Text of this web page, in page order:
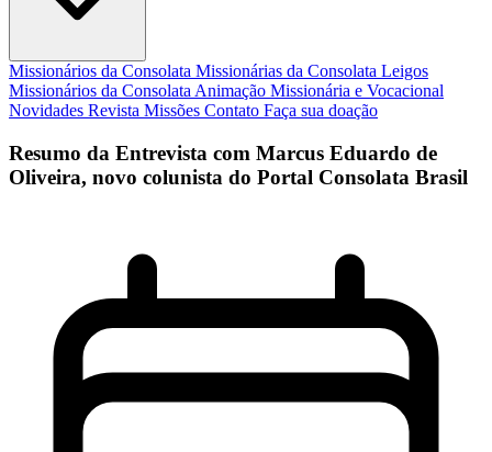
Missionários da Consolata Missionárias da Consolata Leigos
Missionários da Consolata Animação Missionária e Vocacional
Novidades Revista Missões Contato Faça sua doação
Resumo da Entrevista com Marcus Eduardo de
Oliveira, novo colunista do Portal Consolata Brasil